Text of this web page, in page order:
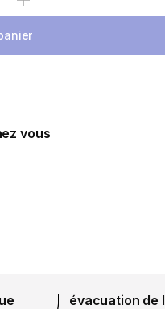
une quantité
vous
évacuation de